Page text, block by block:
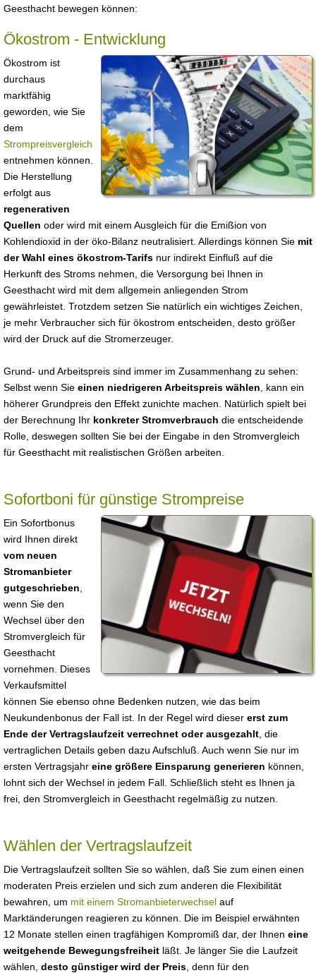
Geesthacht bewegen können:
Ökostrom - Entwicklung
Ökostrom ist
durchaus
marktfähig
geworden, wie Sie
dem
Strompreisvergleich
entnehmen können.
Die Herstellung
erfolgt aus
regenerativen
Quellen oder wird mit einem Ausgleich für die Emißion von
Kohlendioxid in der öko-Bilanz neutralisiert. Allerdings können Sie mit
der Wahl eines ökostrom-Tarifs nur indirekt Einfluß auf die
Herkunft des Stroms nehmen, die Versorgung bei Ihnen in
Geesthacht wird mit dem allgemein anliegenden Strom
gewährleistet. Trotzdem setzen Sie natürlich ein wichtiges Zeichen,
je mehr Verbraucher sich für ökostrom entscheiden, desto größer
wird der Druck auf die Stromerzeuger.
Grund- und Arbeitspreis sind immer im Zusammenhang zu sehen:
Selbst wenn Sie einen niedrigeren Arbeitspreis wählen , kann ein
höherer Grundpreis den Effekt zunichte machen. Natürlich spielt bei
der Berechnung Ihr konkreter Stromverbrauch die entscheidende
Rolle, deswegen sollten Sie bei der Eingabe in den Stromvergleich
für Geesthacht mit realistischen Größen arbeiten.
Sofortboni für günstige Strompreise
Ein Sofortbonus
wird Ihnen direkt
vom neuen
Stromanbieter
gutgeschrieben
wenn Sie den
Wechsel über den
Stromvergleich für
Geesthacht
vornehmen. Dieses
Verkaufsmittel
können Sie ebenso ohne Bedenken nutzen, wie das beim
Neukundenbonus der Fall ist. In der Regel wird dieser erst zum
Ende der Vertragslaufzeit verrechnet oder ausgezahlt , die
vertraglichen Details geben dazu Aufschluß. Auch wenn Sie nur im
ersten Vertragsjahr eine größere Einsparung generieren können,
lohnt sich der Wechsel in jedem Fall. Schließlich steht es Ihnen ja
frei, den Stromvergleich in Geesthacht regelmäßig zu nutzen.
Wählen der Vertragslaufzeit
Die Vertragslaufzeit sollten Sie so wählen, daß Sie zum einen einen
moderaten Preis erzielen und sich zum anderen die Flexibilität
bewahren, um mit einem Stromanbieterwechsel auf
Marktänderungen reagieren zu können. Die im Beispiel erwähnten
12 Monate stellen einen tragfähigen Kompromiß dar, der Ihnen eine
weitgehende Bewegungsfreiheit läßt. Je länger Sie die Laufzeit
wählen, desto günstiger wird der Preis , denn für den